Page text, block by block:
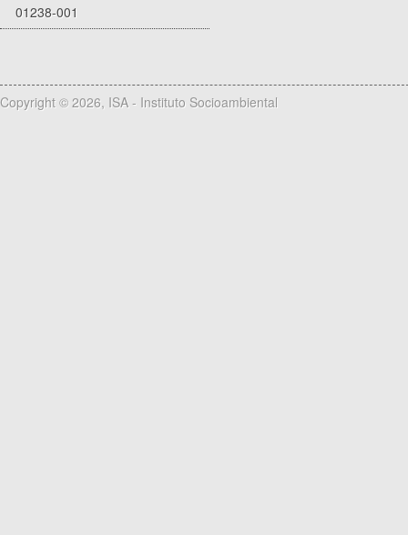
01238-001
Copyright © 2026, ISA - Instituto Socioambiental